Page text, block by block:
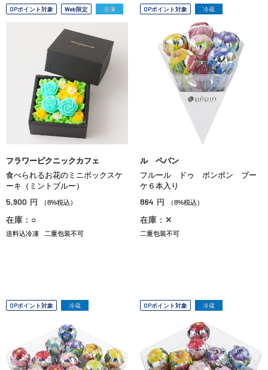
OPポイント対象 Web限定 冷凍
フラワーピクニックカフェ
食べられるお花のミニボックスケ
ーキ（ミントブルー）
5,900 円 （8%税込）
在庫：○
送料込冷凍 二重包装不可
OPポイント対象 冷蔵
ル ペパン
フルール ドゥ ボンボン ブー
ケ６本入り
864 円 （8%税込）
在庫：✕
二重包装不可
OPポイント対象 冷蔵 OPポイント対象 冷蔵